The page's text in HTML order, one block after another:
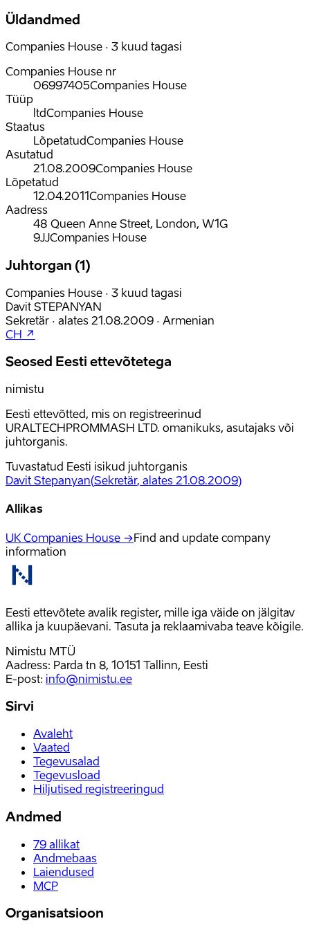
Üldandmed
Companies House · 3 kuud tagasi
Companies House nr
06997405Companies House
Tüüp
ltdCompanies House
Staatus
LõpetatudCompanies House
Asutatud
21.08.2009Companies House
Lõpetatud
12.04.2011Companies House
Aadress
48 Queen Anne Street, London, W1G
9JJCompanies House
Juhtorgan (1)
Companies House · 3 kuud tagasi
Davit STEPANYAN
Sekretär · alates 21.08.2009 · Armenian
CH ↗
Seosed Eesti ettevõtetega
nimistu
Eesti ettevõtted, mis on registreerinud
URALTECHPROMMASH LTD. omanikuks, asutajaks või
juhtorganis.
Tuvastatud Eesti isikud juhtorganis
Davit Stepanyan(Sekretär, alates 21.08.2009)
Allikas
UK Companies House →Find and update company
information
Eesti ettevõtete avalik register, mille iga väide on jälgitav
allika ja kuupäevani. Tasuta ja reklaamivaba teave kõigile.
Nimistu MTÜ
Aadress: Parda tn 8, 10151 Tallinn, Eesti
E-post: info@nimistu.ee
Sirvi
Avaleht
Vaated
Tegevusalad
Tegevusload
Hiljutised registreeringud
Andmed
79 allikat
Andmebaas
Laiendused
MCP
Organisatsioon